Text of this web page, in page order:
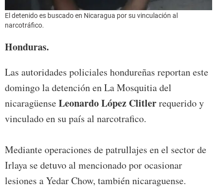
El detenido es buscado en Nicaragua por su vinculación al
narcotráfico.
Honduras.
Las autoridades policiales hondureñas reportan este
domingo la detención en La Mosquitia del
nicaragüenseLeonardo López Clitlerrequerido y
vinculado en su país al narcotrafico.
Mediante operaciones de patrullajes en el sector de
Irlaya se detuvo al mencionado por ocasionar
lesiones a Yedar Chow, también nicaraguense.